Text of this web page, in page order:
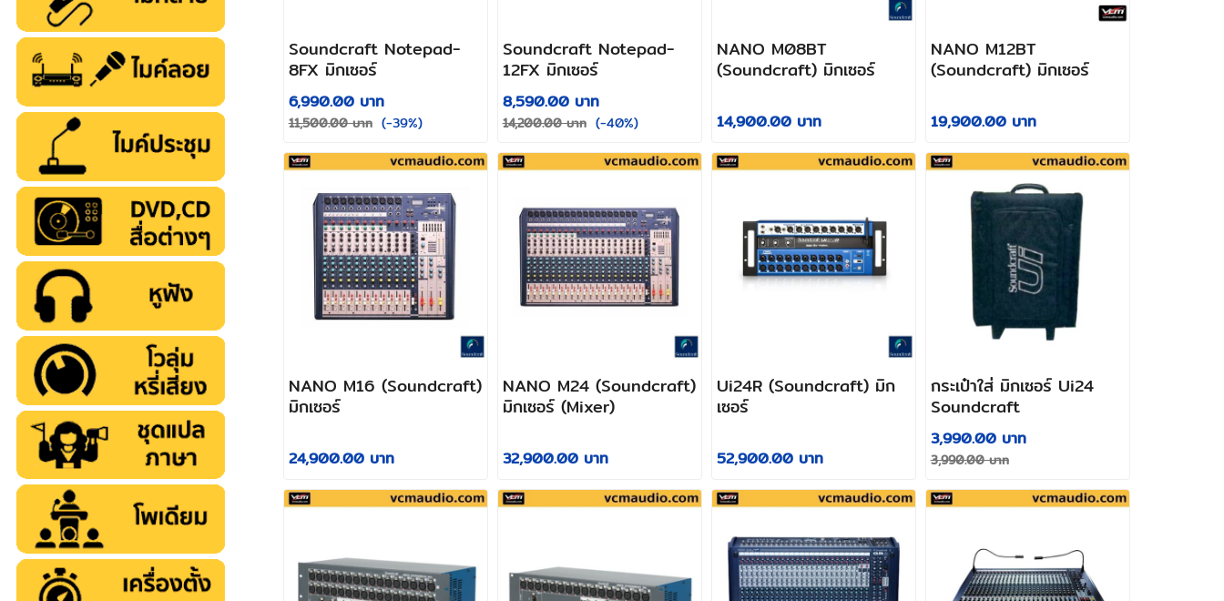
Soundcraft Notepad-
8FX มิกเซอร์
6,990.00 บาท
11,500.00 บาท (-39%)
Soundcraft Notepad-
12FX มิกเซอร์
8,590.00 บาท
14,200.00 บาท (-40%)
NANO M08BT
(Soundcraft) มิกเซอร์
14,900.00 บาท
NANO M12BT
(Soundcraft) มิกเซอร์
19,900.00 บาท
NANO M16 (Soundcraft)
มิกเซอร์
24,900.00 บาท
NANO M24 (Soundcraft)
มิกเซอร์ (Mixer)
32,900.00 บาท
Ui24R (Soundcraft) มิก
เซอร์
52,900.00 บาท
กระเป๋าใส่ มิกเซอร์ Ui24
Soundcraft
3,990.00 บาท
3,990.00 บาท